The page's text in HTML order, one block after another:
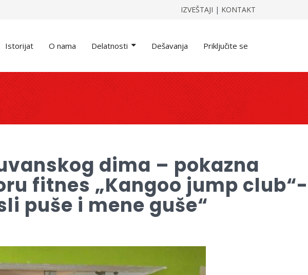
IZVEŠTAJI | KONTAKT
Istorijat O nama Delatnosti Dešavanja Priključite se
dima – pokazna
fitnes „Kangoo jump club“-
puše i mene guše“